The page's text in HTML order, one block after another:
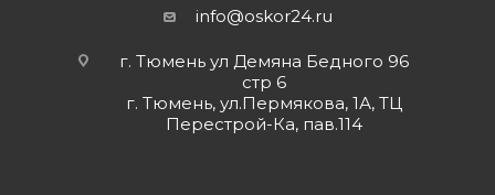
info@oskor24.ru
г. Тюмень ул Демяна Бедного 96
стр 6
г. Тюмень, ул.Пермякова, 1А, ТЦ
Перестрой-Ка, пав.114